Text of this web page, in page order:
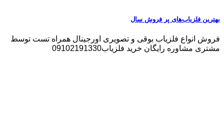
بهترین فلزیاب‌های پر فروش سال
فروش انواع فلزیاب بوقی و تصویری اورجینال همراه تست توسط
مشتری مشاوره رایگان خرید فلزیاب09102191330